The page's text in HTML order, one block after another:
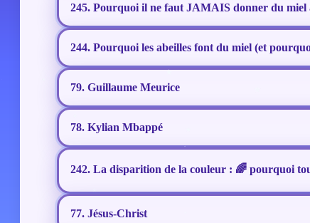
245. Pourquoi il ne faut JAMAIS donner du miel
244. Pourquoi les abeilles font du miel (et
79. Guillaume Meurice
78. Kylian Mbappé
242. La disparition de la couleur : 🌈 pourquoi
77. Jésus-Christ